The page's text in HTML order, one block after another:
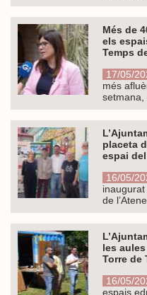
Més de
els
Temps
17/05/
més
setmana,
placeta
espai
16/05/
de
les
Torre de
16/05/
espais